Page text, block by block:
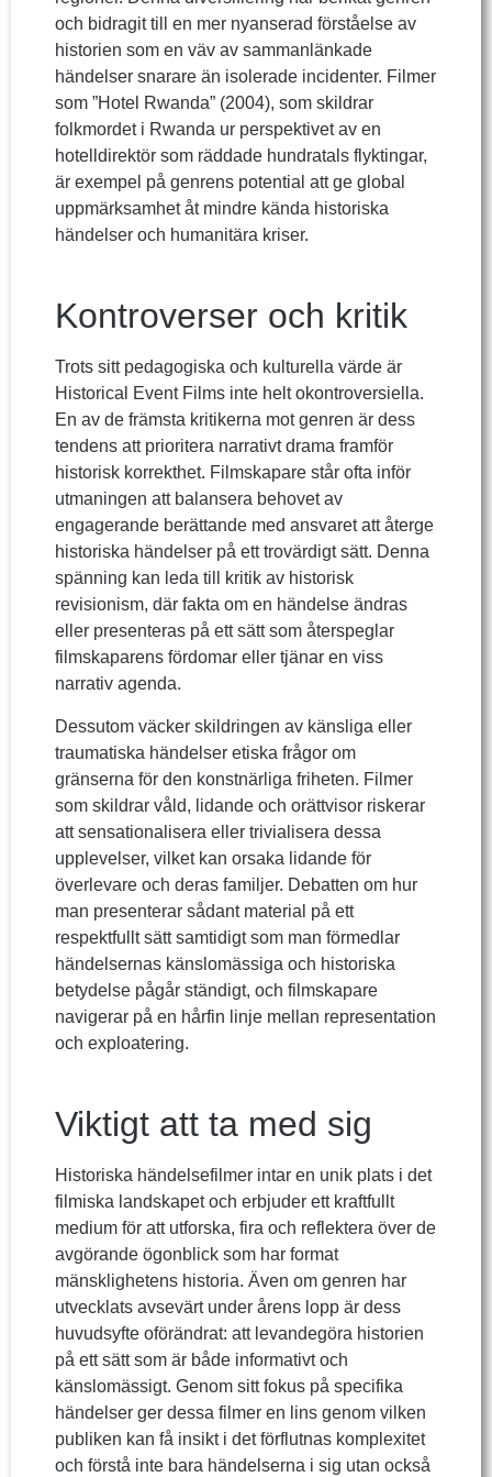
och bidragit till en mer nyanserad förståelse av
historien som en väv av sammanlänkade
händelser snarare än isolerade incidenter. Filmer
som ”Hotel Rwanda” (2004), som skildrar
folkmordet i Rwanda ur perspektivet av en
hotelldirektör som räddade hundratals flyktingar,
är exempel på genrens potential att ge global
uppmärksamhet åt mindre kända historiska
händelser och humanitära kriser.
Kontroverser och kritik
Trots sitt pedagogiska och kulturella värde är
Historical Event Films inte helt okontroversiella.
En av de främsta kritikerna mot genren är dess
tendens att prioritera narrativt drama framför
historisk korrekthet. Filmskapare står ofta inför
utmaningen att balansera behovet av
engagerande berättande med ansvaret att återge
historiska händelser på ett trovärdigt sätt. Denna
spänning kan leda till kritik av historisk
revisionism, där fakta om en händelse ändras
eller presenteras på ett sätt som återspeglar
filmskaparens fördomar eller tjänar en viss
narrativ agenda.
Dessutom väcker skildringen av känsliga eller
traumatiska händelser etiska frågor om
gränserna för den konstnärliga friheten. Filmer
som skildrar våld, lidande och orättvisor riskerar
att sensationalisera eller trivialisera dessa
upplevelser, vilket kan orsaka lidande för
överlevare och deras familjer. Debatten om hur
man presenterar sådant material på ett
respektfullt sätt samtidigt som man förmedlar
händelsernas känslomässiga och historiska
betydelse pågår ständigt, och filmskapare
navigerar på en hårfin linje mellan representation
och exploatering.
Viktigt att ta med sig
Historiska händelsefilmer intar en unik plats i det
filmiska landskapet och erbjuder ett kraftfullt
medium för att utforska, fira och reflektera över de
avgörande ögonblick som har format
mänsklighetens historia. Även om genren har
utvecklats avsevärt under årens lopp är dess
huvudsyfte oförändrat: att levandegöra historien
på ett sätt som är både informativt och
känslomässigt. Genom sitt fokus på specifika
händelser ger dessa filmer en lins genom vilken
publiken kan få insikt i det förflutnas komplexitet
och förstå inte bara händelserna i sig utan också